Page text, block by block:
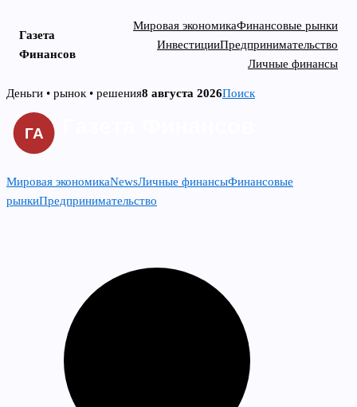
Газета
Финансов
Мировая экономикаФинансовые рынки
ИнвестицииПредпринимательство
Личные финансы
Skip
content
Деньги • рынок • решения8 августа 2026Поиск
Мировая экономикаNewsЛичные финансыФинансовые
рынкиПредпринимательство